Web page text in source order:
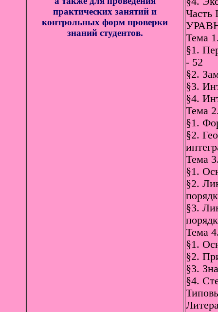
практических занятий и
контрольных форм проверки
знаний студентов.
Тема
§1.
- 52
§2.
§3.
§4.
Тема
§1.
§2.
Тема
§1.
§2.
§3.
Тема
§1.
§2.
§3.
§4.